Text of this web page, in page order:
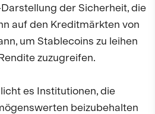
der Sicherheit, die
auf den Kreditmärkten von
um Stablecoins zu leihen
zuzugreifen.
es Institutionen, die
beizubehalten